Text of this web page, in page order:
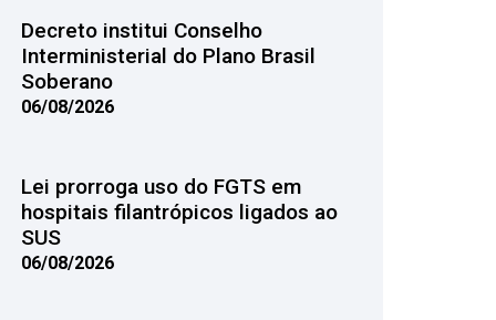
Decreto institui Conselho
Interministerial do Plano Brasil
Soberano
06/08/2026
Lei prorroga uso do FGTS em
hospitais filantrópicos ligados ao
SUS
06/08/2026